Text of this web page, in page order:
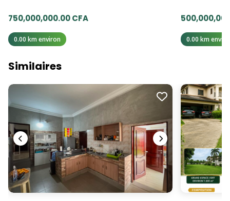
750,000,000.00 CFA
0.00 km environ 0.00 km
Similaires